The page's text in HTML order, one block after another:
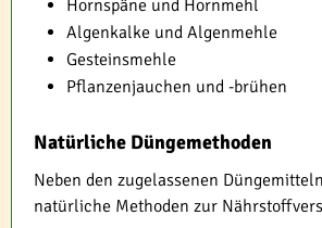
Hornspäne und Hornmehl
Algenkalke und Algenmehle
Gesteinsmehle
Pflanzenjauchen und -brühen
Natürliche Düngemethoden
Neben den zugelassenen
natürliche Methoden zur